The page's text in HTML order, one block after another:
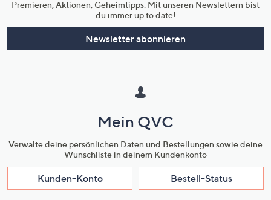
Premieren, Aktionen, Geheimtipps: Mit unseren Newslettern bist
du immer up to date!
Newsletter abonnieren
Mein QVC
Verwalte deine persönlichen Daten und Bestellungen sowie deine
Wunschliste in deinem Kundenkonto
Kunden-Konto Bestell-Status